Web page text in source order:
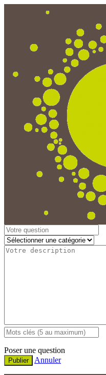
Poser une question
Publier Annuler